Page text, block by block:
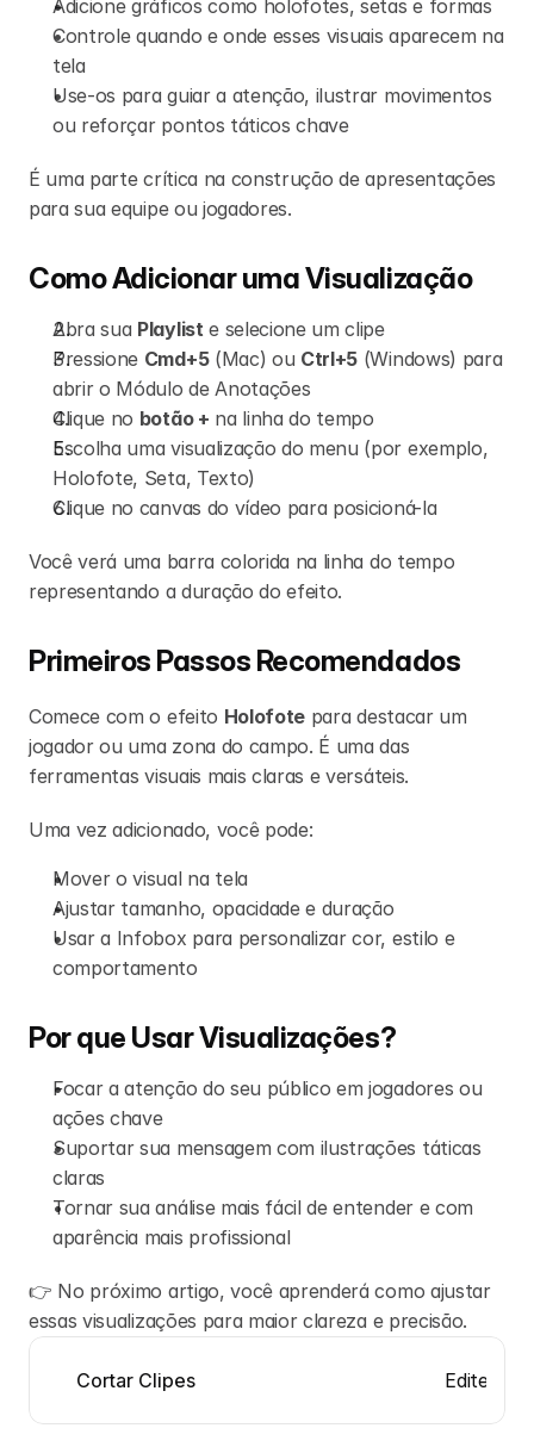
Adicione gráficos como holofotes, setas e formas
Controle quando e onde esses visuais aparecem na
tela
Use-os para guiar a atenção, ilustrar movimentos
ou reforçar pontos táticos chave
É uma parte crítica na construção de apresentações
para sua equipe ou jogadores.
Como Adicionar uma Visualização
Abra sua Playlist e selecione um clipe
Pressione Cmd+5 (Mac) ou Ctrl+5 (Windows) para
abrir o Módulo de Anotações
Clique no botão + na linha do tempo
Escolha uma visualização do menu (por exemplo,
Holofote, Seta, Texto)
Clique no canvas do vídeo para posicioná-la
Você verá uma barra colorida na linha do tempo
representando a duração do efeito.
Primeiros Passos Recomendados
Comece com o efeito Holofote para destacar um
jogador ou uma zona do campo. É uma das
ferramentas visuais mais claras e versáteis.
Uma vez adicionado, você pode:
Mover o visual na tela
Ajustar tamanho, opacidade e duração
Usar a Infobox para personalizar cor, estilo e
comportamento
Por que Usar Visualizações?
Focar a atenção do seu público em jogadores ou
ações chave
Suportar sua mensagem com ilustrações táticas
claras
Tornar sua análise mais fácil de entender e com
aparência mais profissional
👉 No próximo artigo, você aprenderá como ajustar
essas visualizações para maior clareza e precisão.
Cortar Clipes Edite